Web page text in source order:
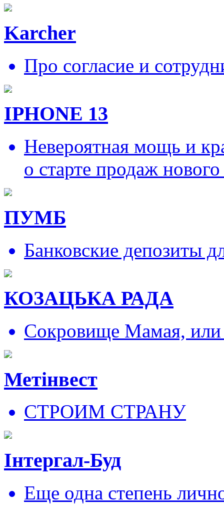
Karcher
Про согласие и
IPHONE 13
Невероятная мощь и
о старте продаж
ПУМБ
Банковские депозиты
КОЗАЦЬКА РАДА
Сокровище Мамая, или
Метінвест
СТРОИМ СТРАНУ
Інтергал-Буд
Еще одна степень